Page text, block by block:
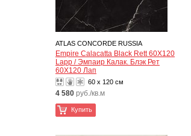
ATLAS CONCORDE RUSSIA
Empire Calacatta Black Rett 60X120
Lapp / Эмпаир Калак. Блэк Рет
60X120 Лап
60 x 120 см
4 580 руб./кв.м
Купить